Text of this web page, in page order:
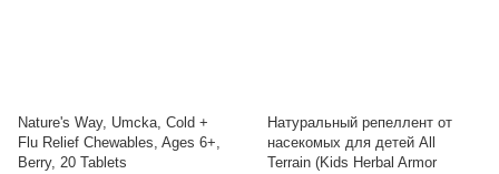
Nature's Way, Umcka, Cold +
Flu Relief Chewables, Ages 6+,
Berry, 20 Tablets
Натуральный репеллент от
насекомых для детей All
Terrain (Kids Herbal Armor